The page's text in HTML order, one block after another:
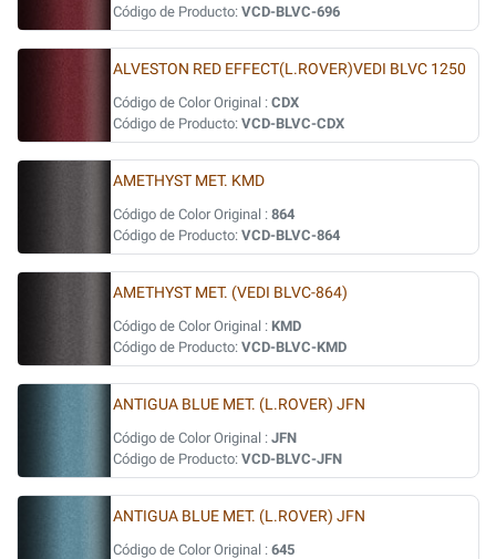
Código de Producto: VCD-BLVC-696
ALVESTON RED EFFECT(L.ROVER)VEDI BLVC 1250
Código de Color Original : CDX
Código de Producto: VCD-BLVC-CDX
AMETHYST MET. KMD
Código de Color Original : 864
Código de Producto: VCD-BLVC-864
AMETHYST MET. (VEDI BLVC-864)
Código de Color Original : KMD
Código de Producto: VCD-BLVC-KMD
ANTIGUA BLUE MET. (L.ROVER) JFN
Código de Color Original : JFN
Código de Producto: VCD-BLVC-JFN
ANTIGUA BLUE MET. (L.ROVER) JFN
Código de Color Original : 645